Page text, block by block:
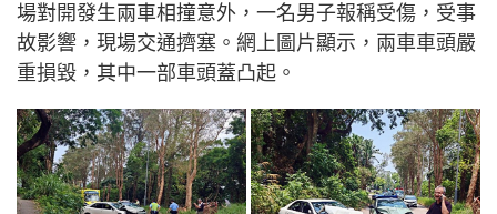
場對開發生兩車相撞意外，一名男子報稱受傷，受事
故影響，現場交通擠塞。網上圖片顯示，兩車車頭嚴
重損毀，其中一部車頭蓋凸起。